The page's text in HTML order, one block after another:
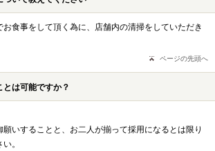
食事をして頂く為に、店舗内の清掃をしていただき
ページの先頭へ
は可能ですか？
願いすることと、お二人が揃って採用になるとは限り
。